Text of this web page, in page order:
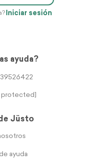
Iniciar sesión
ayuda?
protected]
Jüsto
ayuda